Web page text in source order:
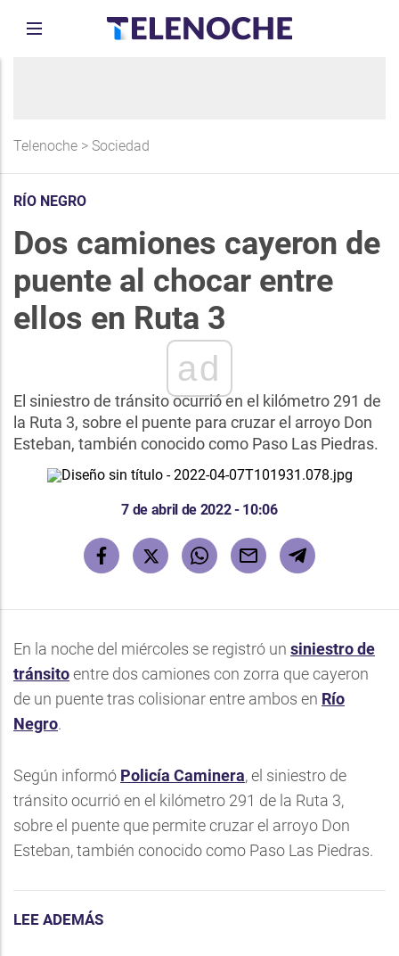
Telenoche > Sociedad
RÍO NEGRO
Dos camiones cayeron de
puente al chocar entre
ellos en Ruta 3
ad
El siniestro de tránsito ocurrió en el kilómetro 291 de
la Ruta 3, sobre el puente para cruzar el arroyo Don
Esteban, también conocido como Paso Las Piedras.
7 de abril de 2022 - 10:06
En la noche del miércoles se registró un siniestro de
tránsitoentre dos camiones con zorra que cayeron
de un puente tras colisionar entre ambos en Río
Negro.
Según informó Policía Caminera, el siniestro de
tránsito ocurrió en el kilómetro 291 de la Ruta 3,
sobre el puente que permite cruzar el arroyo Don
Esteban, también conocido como Paso Las Piedras.
LEE ADEMÁS